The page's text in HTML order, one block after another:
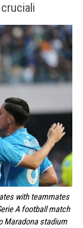
with teammates
A football match
Maradona stadium